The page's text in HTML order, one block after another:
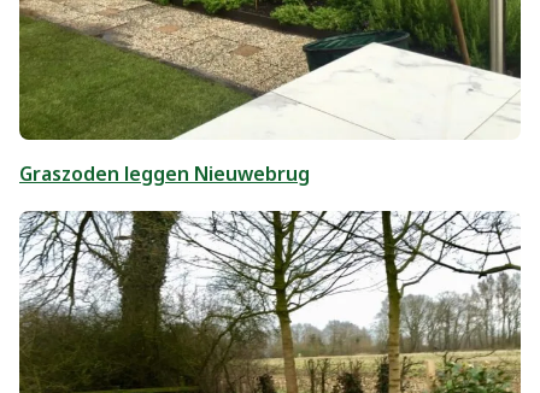
Graszoden leggen Nieuwebrug